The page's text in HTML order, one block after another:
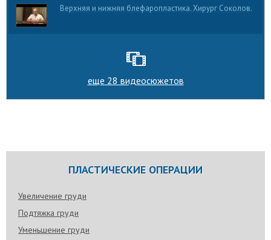
Верхняя и нижняя блефаропластика. Хирург Соколов.
еще 28 видеосюжетов
ПЛАСТИЧЕСКИЕ ОПЕРАЦИИ
Увеличение груди
Подтяжка груди
Уменьшение груди